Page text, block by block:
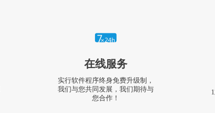
在线服务
实行软件程序终身免费升级制，
我们与您共同发展，我们期待与
您合作！